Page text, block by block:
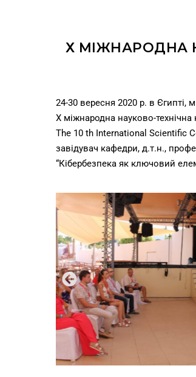
Х МІЖНАРОДНА
24-30 вересня 2020 р. в
Х міжнародна науково-технічна
The 10 th International Scientific
завідувач кафедри, д.т.н.,
“Кібербезпека як ключовий